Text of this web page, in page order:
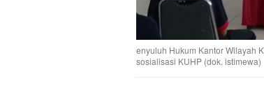
enyuluh Hukum Kantor Wilayah
sosialisasi KUHP (dok. istimewa)